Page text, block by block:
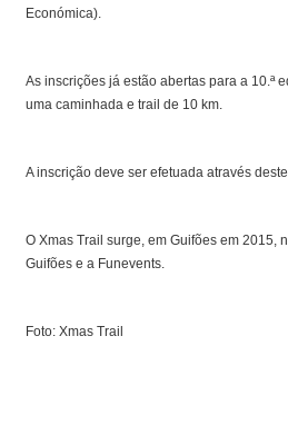
Económica).
As inscrições já estão abertas para a 10.ª
uma caminhada e trail de 10 km.
A inscrição deve ser efetuada através
O Xmas Trail surge, em Guifões em 2015,
Guifões e a Funevents.
Foto: Xmas Trail